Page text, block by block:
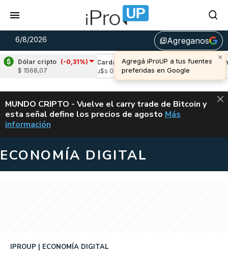
6/8/2026 library_addAgreganos
×
Agregá iProUP a tus fuentes
preferidas en Google
Dólar cripto (-0,31%)
$ 1568,07
(-1,95%)
Cardano
(-1,28%)
u$s 0,19
Avalanche
u$s 6,70
ALERTA
MUNDO CRIPTO - Vuelve el carry trade de Bitcoin y
esta señal define los precios de agosto VUELVE EL
Más
información
ECONOMÍA DIGITAL
IPROUP ECONOMÍA DIGITAL